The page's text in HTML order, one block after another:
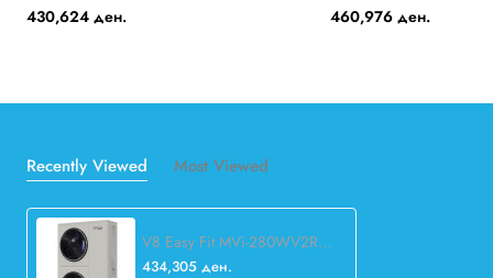
430,624 ден. 460,976 ден.
Recently Viewed Most Viewed
V8 Easy Fit MVi-280WV2RN1(B) VRF
434,305 ден.